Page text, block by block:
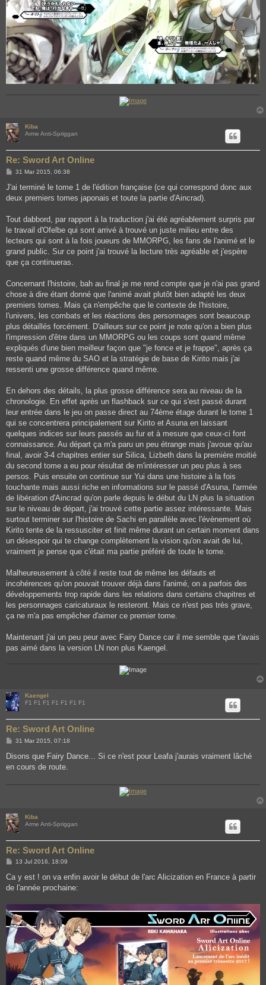
Kiba
Arme Anti-Spriggan
Re: Sword Art Online
P
s
31 Mar 2015, 06:38
J'ai terminé le tome 1 de l'édition française (ce qui correspond donc aux
deux premiers tomes japonais et toute la partie d'Aincrad).
Tout dabbord, par rapport à la traduction j'ai été agréablement surpris par
le travail d'Ofelbe qui sont arrivé à trouvé un juste milieu entre des
lecteurs qui sont à la fois joueurs de MMORPG, les fans de l'animé et le
grand public. Sur ce point j'ai trouvé la lecture très agréable et j'espère
que ça continueras.
Concernant l'histoire, bah au final je me rend compte que je n'ai pas grand
chose à dire étant donné que l'animé avait plutôt bien adapté les deux
premiers tomes. Mais ça n'empêche que le contexte de l'histoire,
l'univers, les combats et les réactions des personnages sont beaucoup
plus détaillés forcément. D'ailleurs sur ce point je note qu'on a bien plus
l'impression d'être dans un MMORPG ou les coups sont quand même
expliqués d'une bien meilleur façon que "je fonce et je frappe", après ça
reste quand même du SAO et la stratégie de base de Kirito mais j'ai
ressenti une grosse différence quand même.
En dehors des détails, la plus grosse différence sera au niveau de la
chronologie. En effet après un flashback sur ce qui s'est passé durant
leur entrée dans le jeu on passe direct au 74ème étage durant le tome 1
qui se concentrera principalement sur Kirito et Asuna en laissant
quelques indices sur leurs passés au fur et à mesure que ceux-ci font
connaissance. Au départ ça m'a paru un peu étrange mais j'avoue qu'au
final, avoir 3-4 chapitres entier sur Silica, Lizbeth dans la première moitié
du second tome a eu pour résultat de m'intéresser un peu plus à ses
persos. Puis ensuite on continue sur Yui dans une histoire à la fois
touchante mais aussi riche en informations sur le passé d'Asuna, l'armée
de libération d'Aincrad qu'on parle depuis le début du LN plus la situation
sur le niveau de départ, j'ai trouvé cette partie assez intéressante. Mais
surtout terminer sur l'histoire de Sachi en parallèle avec l'évènement où
Kirito tente de la ressusciter et finit même durant un certain moment dans
un désespoir qui te change complètement la vision qu'on avait de lui,
vraiment je pense que c'était ma partie préféré de toute le tome.
Malheureusement à côté il reste tout de même les défauts et
incohérences qu'on pouvait trouver déjà dans l'animé, on a parfois des
développements trop rapide dans les relations dans certains chapitres et
les personnages caricaturaux le resteront. Mais ce n'est pas très grave,
ça ne m'a pas empêcher d'aimer ce premier tome.
Maintenant j'ai un peu peur avec Fairy Dance car il me semble que t'avais
pas aimé dans la version LN non plus Kaengel.
Kaengel
F1 F1 F1 F1 F1 F1 F1
Re: Sword Art Online
P
s
31 Mar 2015, 07:18
Disons que Fairy Dance... Si ce n'est pour Leafa j'aurais vraiment lâché
en cours de route.
Kiba
Arme Anti-Spriggan
Re: Sword Art Online
P
s
13 Jul 2016, 18:09
Ca y est ! on va enfin avoir le début de l'arc Alicization en France à partir
de l'année prochaine: